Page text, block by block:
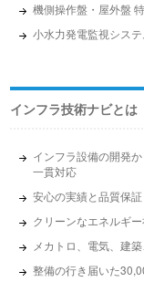
機側操作盤・屋外盤
小水力発電監視システ
インフラ技術ナビとは
インフラ設備の開発
一貫対応
安心の実績と品質保証
クリーンなエネルギ
メカトロ、電気、建
整備の行き届いた